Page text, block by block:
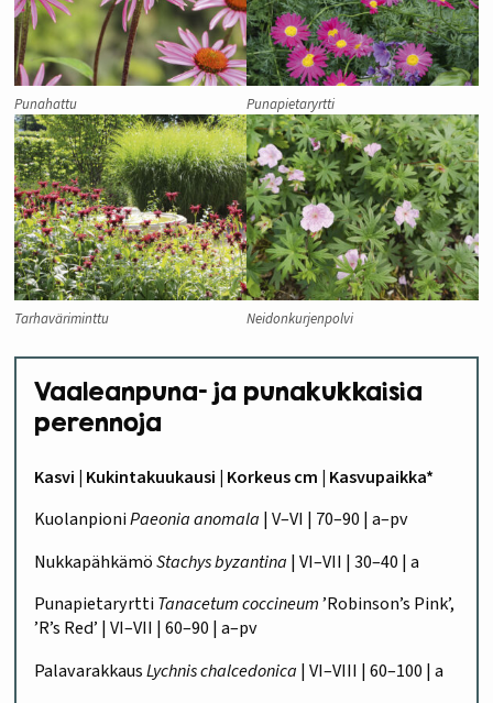
Punahattu Punapietaryrtti
Tarhaväriminttu Neidonkurjenpolvi
Vaaleanpuna- ja punakukkaisia
perennoja
Kasvi | Kukintakuukausi | Korkeus cm | Kasvupaikka*
KuolanpioniPaeonia anomala | V–VI | 70–90 | a–pv
NukkapähkämöStachys byzantina | VI–VII | 30–40 | a
Punapietaryrtti Tanacetum coccineum’Robinson’s Pink’,
’R’s Red’ | VI–VII | 60–90 | a–pv
PalavarakkausLychnis chalcedonica | VI–VIII | 60–100 | a